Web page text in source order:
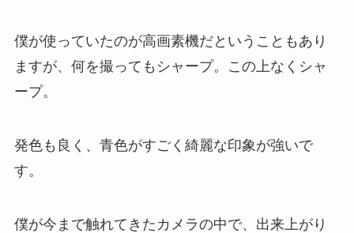
僕が使っていたのが高画素機だということもあり
ますが、何を撮ってもシャープ。この上なくシャ
ープ。
発色も良く、青色がすごく綺麗な印象が強いで
す。
僕が今まで触れてきたカメラの中で、出来上がり